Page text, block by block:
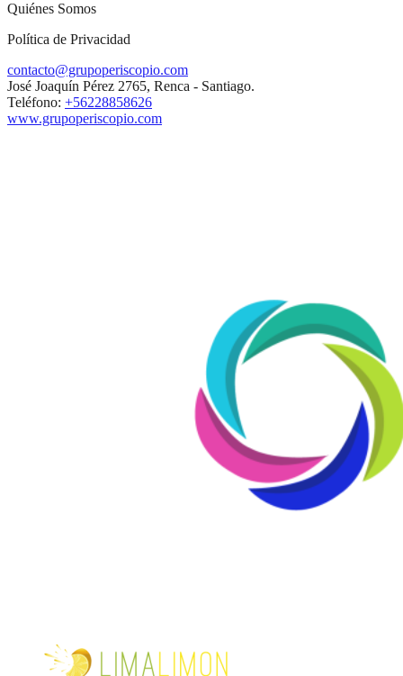
Quiénes Somos
Política de Privacidad
contacto@grupoperiscopio.com
José Joaquín Pérez 2765, Renca - Santiago.
Teléfono: +56228858626
www.grupoperiscopio.com